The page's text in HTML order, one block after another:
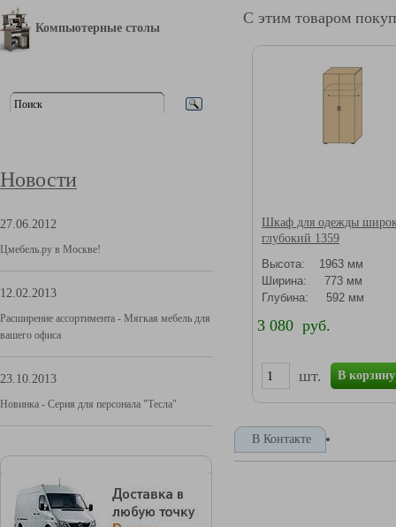
Компьютерные столы
Новости
27.06.2012
Цмебель.ру в Москве!
12.02.2013
Расширение ассортимента - Мягкая мебель для
вашего офиса
23.10.2013
Новинка - Серия для персонала "Тесла"
С этим товаром
Шкаф для одежды
глубокий 1359
Высота: 1963 мм
Ширина: 773 мм
Глубина: 592 мм
3 080 руб.
шт. В корзину
В Контакте